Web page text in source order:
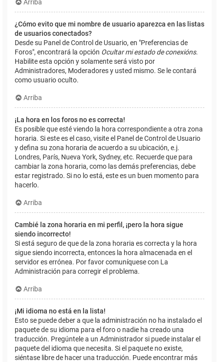
Arriba
¿Cómo evito que mi nombre de usuario aparezca en las listas
de usuarios conectados?
Desde su Panel de Control de Usuario, en "Preferencias de
Foros", encontrará la opción Ocultar mi estado de conexións.
Habilite esta opción y solamente será visto por
Administradores, Moderadores y usted mismo. Se le contará
como usuario oculto.
Arriba
¡La hora en los foros no es correcta!
Es posible que esté viendo la hora correspondiente a otra zona
horaria. Si este es el caso, visite el Panel de Control de Usuario
y defina su zona horaria de acuerdo a su ubicación, e.j.
Londres, París, Nueva York, Sydney, etc. Recuerde que para
cambiar la zona horaria, como las demás preferencias, debe
estar registrado. Si no lo está, este es un buen momento para
hacerlo.
Arriba
Cambié la zona horaria en mi perfil, ¡pero la hora sigue
siendo incorrecto!
Si está seguro de que de la zona horaria es correcta y la hora
sigue siendo incorrecta, entonces la hora almacenada en el
servidor es errónea. Por favor comuníquese con La
Administración para corregir el problema.
Arriba
¡Mi idioma no está en la lista!
Esto se puede deber a que la administración no ha instalado el
paquete de su idioma para el foro o nadie ha creado una
traducción. Pregúntele a un Administrador si puede instalar el
paquete del idioma que necesita. Si el paquete no existe,
siéntase libre de hacer una traducción. Puede encontrar más